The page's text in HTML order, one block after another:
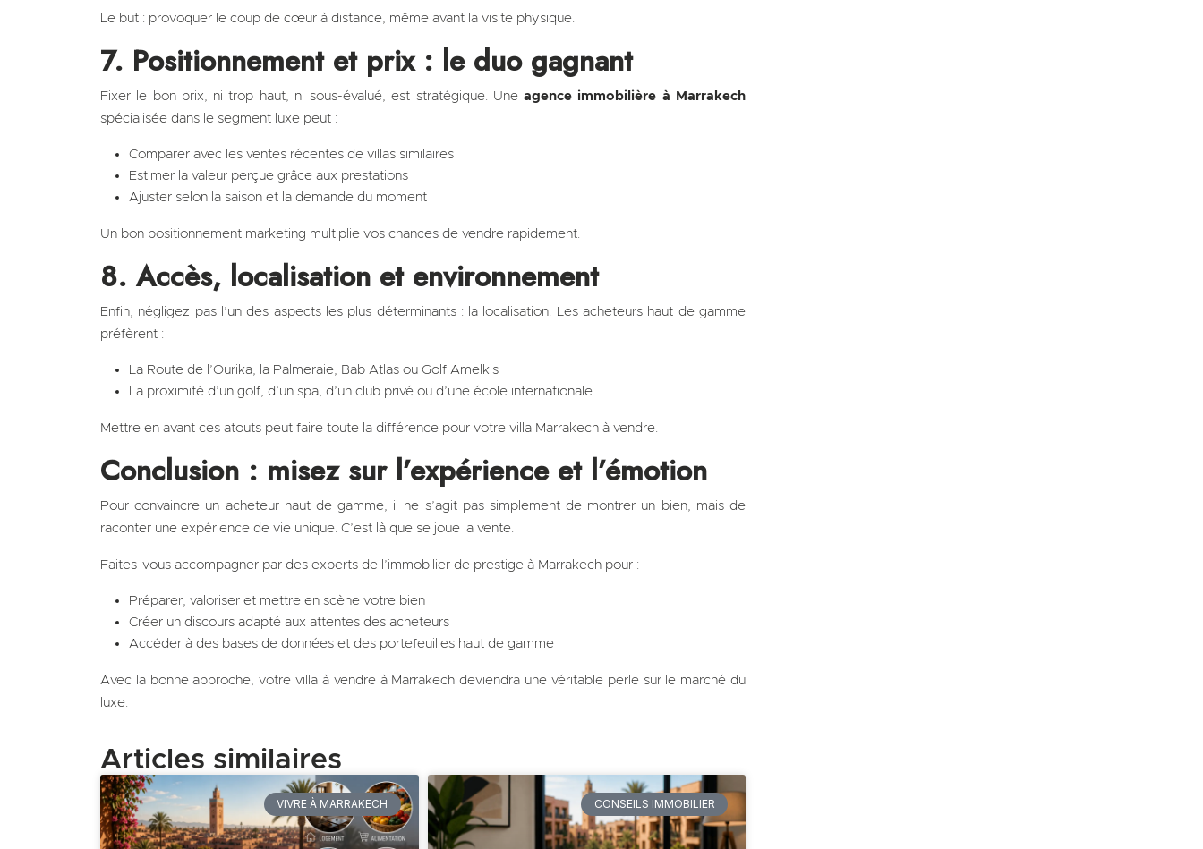
Le but : provoquer le coup de cœur à distance, même avant la visite physique.
7. Positionnement et prix : le duo gagnant
Fixer le bon prix, ni trop haut, ni sous-évalué, est stratégique. Uneagence immobilière à Marrakech
spécialisée dans le segment luxe peut :
Comparer avec les ventes récentes de villas similaires
Estimer la valeur perçue grâce aux prestations
Ajuster selon la saison et la demande du moment
Un bon positionnement marketing multiplie vos chances de vendre rapidement.
8. Accès, localisation et environnement
Enfin, négligez pas l’un des aspects les plus déterminants : la localisation. Les acheteurs haut de gamme
préfèrent :
La Route de l’Ourika, la Palmeraie, Bab Atlas ou Golf Amelkis
La proximité d’un golf, d’un spa, d’un club privé ou d’une école internationale
Mettre en avant ces atouts peut faire toute la différence pour votre villa Marrakech à vendre.
Conclusion : misez sur l’expérience et l’émotion
Pour convaincre un acheteur haut de gamme, il ne s’agit pas simplement de montrer un bien, mais de
raconter une expérience de vie unique. C’est là que se joue la vente.
Faites-vous accompagner par des experts de l’immobilier de prestige à Marrakech pour :
Préparer, valoriser et mettre en scène votre bien
Créer un discours adapté aux attentes des acheteurs
Accéder à des bases de données et des portefeuilles haut de gamme
Avec la bonne approche, votre villa à vendre à Marrakech deviendra une véritable perle sur le marché du
luxe.
Articles similaires
VIVRE À MARRAKECH CONSEILS IMMOBILIER